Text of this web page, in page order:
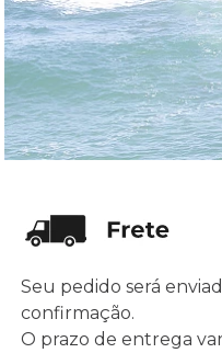
Seu pedido será
confirmação.
O prazo de entrega